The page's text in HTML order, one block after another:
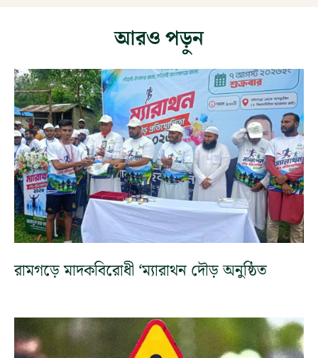
আরও পড়ুন
রামগড়ে মাদকবিরোধী ‘ম্যারাথন দৌড় অনুষ্ঠিত